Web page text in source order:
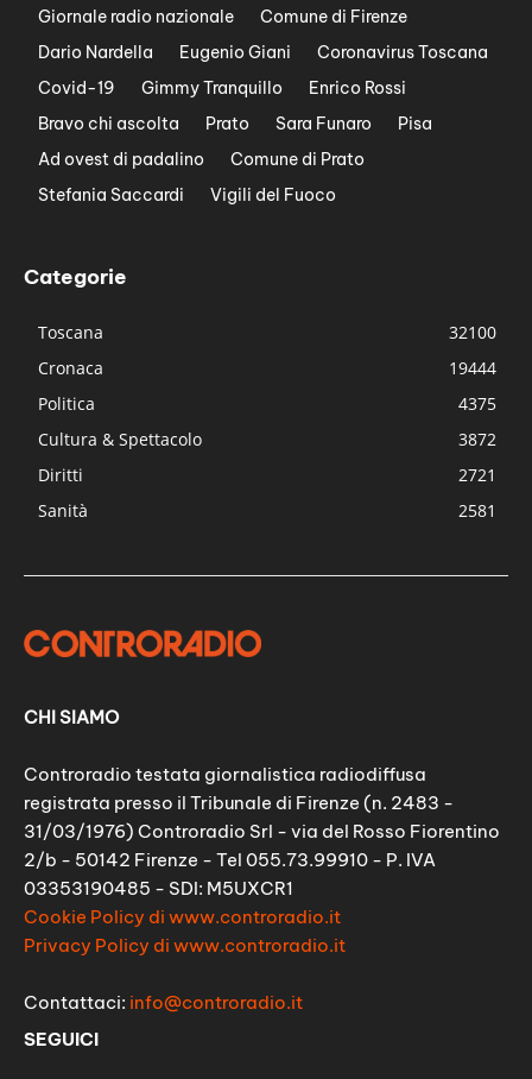
Giornale radio nazionale
Comune di Firenze
Dario Nardella
Eugenio Giani
Coronavirus Toscana
Covid-19
Gimmy Tranquillo
Enrico Rossi
Bravo chi ascolta
Prato Sara Funaro
Pisa
Ad ovest di padalino
Comune di Prato
Stefania Saccardi
Vigili del Fuoco
Categorie
Toscana
32100
Cronaca
19444
Politica
4375
Cultura & Spettacolo
3872
Diritti
2721
Sanità
2581
CHI SIAMO
Controradio testata giornalistica radiodiffusa
registrata presso il Tribunale di Firenze (n. 2483 -
31/03/1976) Controradio Srl - via del Rosso Fiorentino
2/b - 50142 Firenze - Tel 055.73.99910 - P. IVA
03353190485 - SDI: M5UXCR1
Cookie Policy di www.controradio.it
Privacy Policy di www.controradio.it
Contattaci: info@controradio.it
SEGUICI